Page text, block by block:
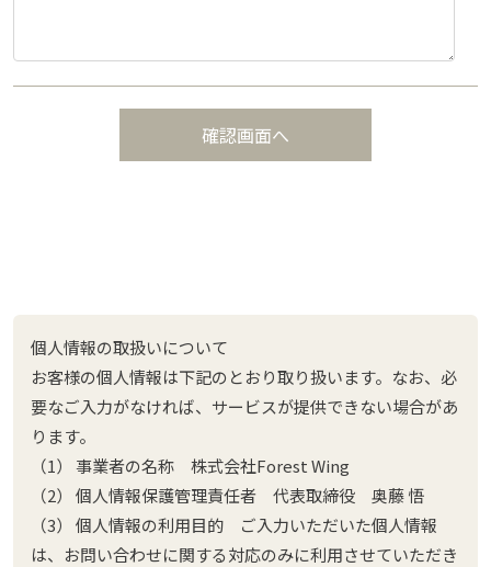
個人情報の取扱いについて
お客様の個人情報は下記のとおり取り扱います。なお、必
要なご入力がなければ、サービスが提供できない場合があ
ります。
（1） 事業者の名称 株式会社Forest Wing
（2） 個人情報保護管理責任者 代表取締役 奥藤 悟
（3） 個人情報の利用目的 ご入力いただいた個人情報
は、お問い合わせに関する対応のみに利用させていただき